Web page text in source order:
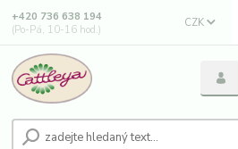
CZK
+420 736 638 194
(Po-Pá, 10-16 hod.)